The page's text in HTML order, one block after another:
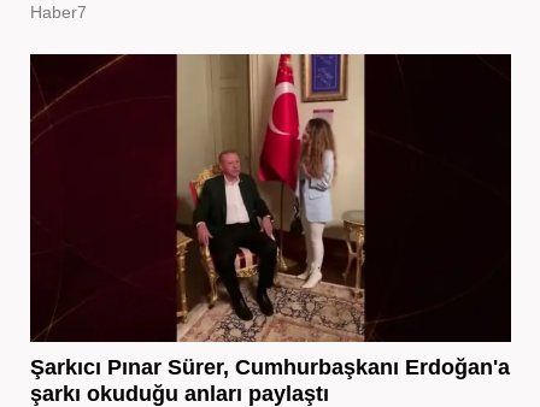
Haber7
Şarkıcı Pınar Sürer, Cumhurbaşkanı Erdoğan'a
şarkı okuduğu anları paylaştı